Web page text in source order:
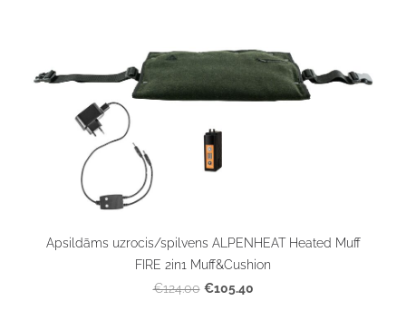
Apsildāms uzrocis/spilvens ALPENHEAT Heated Muff
FIRE 2in1 Muff&Cushion
€124.00 €105.40